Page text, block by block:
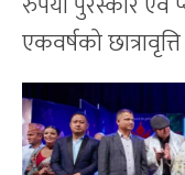
एकवर्षको